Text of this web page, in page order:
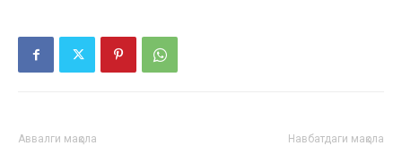
Аввалги мақола Навбатдаги мақола